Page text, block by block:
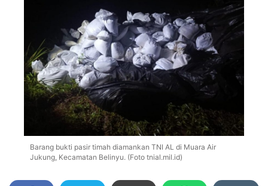
Barang bukti pasir timah diamankan TNI AL di Muara Air
Jukung, Kecamatan Belinyu. (Foto tnial.mil.id)